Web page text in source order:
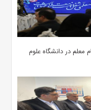
معلم در دانشگاه علوم